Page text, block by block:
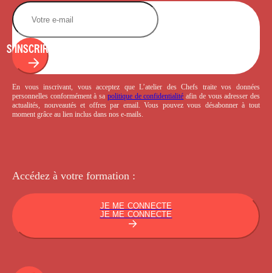
S'INSCRIRE
En vous inscrivant, vous acceptez que L’atelier des Chefs traite vos données
personnelles conformément à sa politique de confidentialité afin de vous adresser des
actualités, nouveautés et offres par email. Vous pouvez vous désabonner à tout
moment grâce au lien inclus dans nos e-mails.
Accédez à votre formation :
JE ME CONNECTE
JE ME CONNECTE